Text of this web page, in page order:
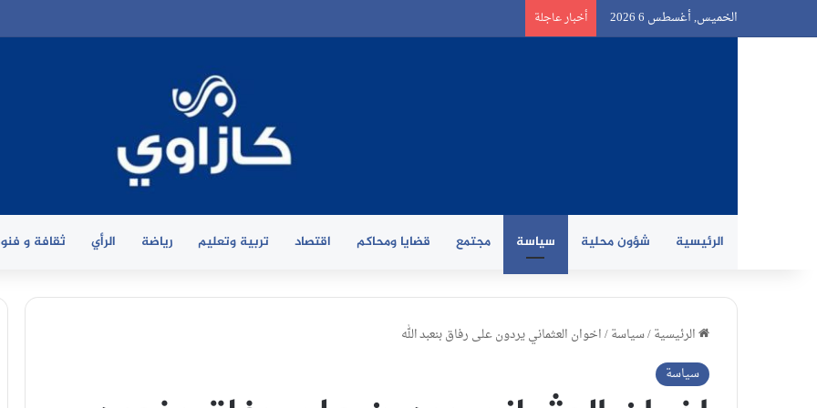
الخميس, أغسطس 6 2026 أخبار عاجلة
الرئيسية شؤون محلية سياسة مجتمع قضايا ومحاكم اقتصاد تربية وتعليم رياضة الرأي ثقافة و
الرئيسية/سياسة/اخوان العثماني يردون على رفاق بنعبد الله
سياسة